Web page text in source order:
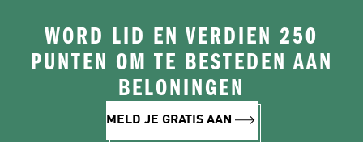
WORD LID EN VERDIEN 250
PUNTEN OM TE BESTEDEN AAN
BELONINGEN
MELD JE GRATIS AAN